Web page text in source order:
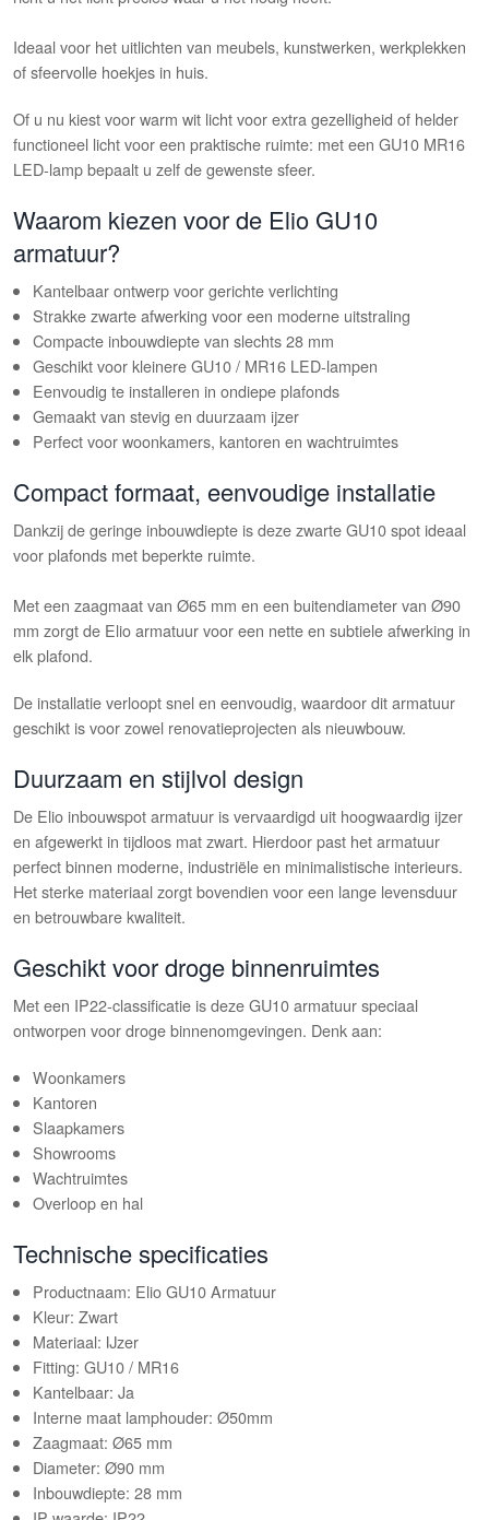
Ideaal voor het uitlichten van meubels, kunstwerken, werkplekken
of sfeervolle hoekjes in huis.
Of u nu kiest voor warm wit licht voor extra gezelligheid of helder
functioneel licht voor een praktische ruimte: met een GU10 MR16
LED-lamp bepaalt u zelf de gewenste sfeer.
Waarom kiezen voor de Elio GU10
armatuur?
Kantelbaar ontwerp voor gerichte verlichting
Strakke zwarte afwerking voor een moderne uitstraling
Compacte inbouwdiepte van slechts 28 mm
Geschikt voor kleinere GU10 / MR16 LED-lampen
Eenvoudig te installeren in ondiepe plafonds
Gemaakt van stevig en duurzaam ijzer
Perfect voor woonkamers, kantoren en wachtruimtes
Compact formaat, eenvoudige installatie
Dankzij de geringe inbouwdiepte is deze zwarte GU10 spot ideaal
voor plafonds met beperkte ruimte.
Met een zaagmaat van Ø65 mm en een buitendiameter van Ø90
mm zorgt de Elio armatuur voor een nette en subtiele afwerking in
elk plafond.
De installatie verloopt snel en eenvoudig, waardoor dit armatuur
geschikt is voor zowel renovatieprojecten als nieuwbouw.
Duurzaam en stijlvol design
De Elio inbouwspot armatuur is vervaardigd uit hoogwaardig ijzer
en afgewerkt in tijdloos mat zwart. Hierdoor past het armatuur
perfect binnen moderne, industriële en minimalistische interieurs.
Het sterke materiaal zorgt bovendien voor een lange levensduur
en betrouwbare kwaliteit.
Geschikt voor droge binnenruimtes
Met een IP22-classificatie is deze GU10 armatuur speciaal
ontworpen voor droge binnenomgevingen. Denk aan:
Woonkamers
Kantoren
Slaapkamers
Showrooms
Wachtruimtes
Overloop en hal
Technische specificaties
Productnaam: Elio GU10 Armatuur
Kleur: Zwart
Materiaal: IJzer
Fitting: GU10 / MR16
Kantelbaar: Ja
Interne maat lamphouder: Ø50mm
Zaagmaat: Ø65 mm
Diameter: Ø90 mm
Inbouwdiepte: 28 mm